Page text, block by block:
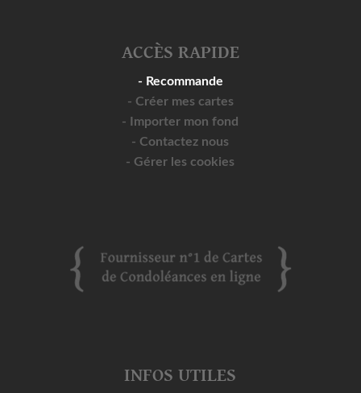
ACCÈS RAPIDE
- Recommande
- Créer mes cartes
- Importer mon fond
- Contactez nous
- Gérer les cookies
INFOS UTILES